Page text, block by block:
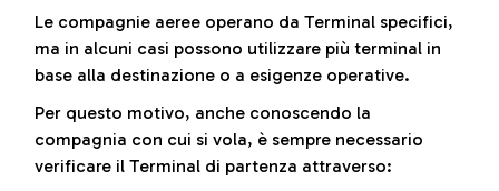
Le compagnie aeree operano da Terminal specifici,
ma in alcuni casi possono utilizzare più terminal in
base alla destinazione o a esigenze operative.
Per questo motivo, anche conoscendo la
compagnia con cui si vola, è sempre necessario
verificare il Terminal di partenza attraverso: